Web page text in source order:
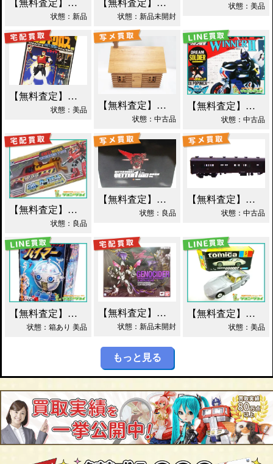
【無料査定】昭和レトロ玩具歓迎 ｜ S.I.C. 仮面ライダーオーズ ラトラーターコンボ買取
状態：新品
【無料査定】昭和レトロ玩具歓迎 ｜ ガンダムフィックスフィギュレーション GFF おまとめ買取！
状態：新品未開封
状態：美品
【無料査定】昭和レトロ玩具歓迎 ｜ 世界忍者戦ジライヤ DX磁気 買取！
状態：美品 【無料査定】昭和レトロ玩具歓迎 ｜ エポック 木製 丸太小屋 シルバニアファミリー 買取！
状態：中古品
【無料査定】昭和レトロ玩具歓迎 ｜ 超合金 DXポピニカ ウィナア2世 夢戦士ウイングマン PC-46 買取！
状態：中古品
【無料査定】昭和レトロ玩具歓迎 ｜ カーロボット 4WD・レッカー車 ダイアクロン買取！
状態：良品
【無料査定】昭和レトロ玩具歓迎 ｜ EX合金 ゲッターロボ ゲッター1 買取！
状態：良品
【無料査定】昭和レトロ玩具歓迎 ｜ モデルワム マニ60 1/87 買取！
状態：中古品
【無料査定】昭和レトロ玩具歓迎 ｜ ガッチャマン パイマー DXジャンボマシンダー買取！
状態：箱あり 美品
【無料査定】昭和レトロ玩具歓迎 ｜ S.H.フィギュアーツ ジェノサイダー 買取！
状態：新品未開封
【無料査定】昭和レトロ玩具歓迎 ｜ 当時物 トミカ トヨタ 2000GT 黒箱 日本製 買取！
状態：美品
もっと見る